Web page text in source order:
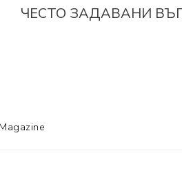
ЧЕСТО ЗАДАВАНИ
Magazine